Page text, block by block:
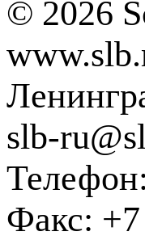
© 2026
slb-
Факс: